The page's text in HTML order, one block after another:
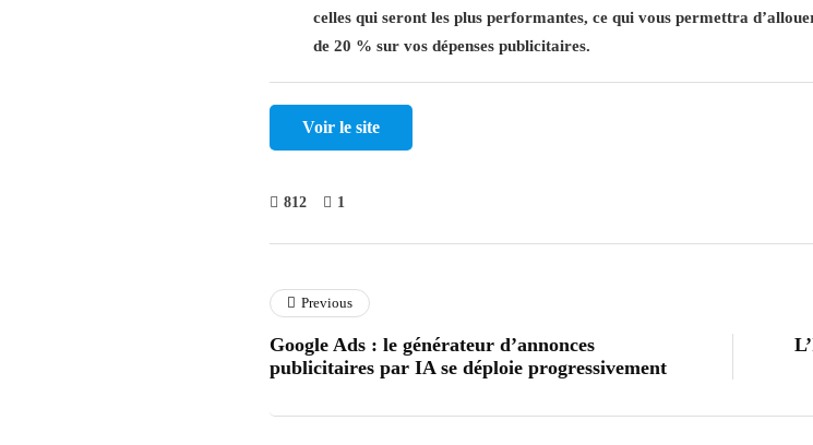
celles qui seront les plus performantes, ce qui vous permettra
de 20 % sur vos dépenses publicitaires.
Voir le site
812 1
Previous
Google Ads : le générateur d’annonces
publicitaires par IA se déploie progressivement